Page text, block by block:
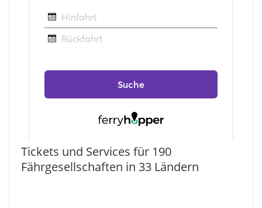
Tickets und Services für 190
Fährgesellschaften in 33 Ländern